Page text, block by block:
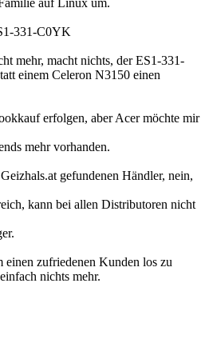
auf Linux um.
331-C0YK
mehr, macht nichts, der ES1-331-
einem Celeron N3150 einen
erfolgen, aber Acer möchte mir
mehr vorhanden.
gefundenen Händler, nein,
kann bei allen Distributoren nicht
zufriedenen Kunden los zu
nichts mehr.